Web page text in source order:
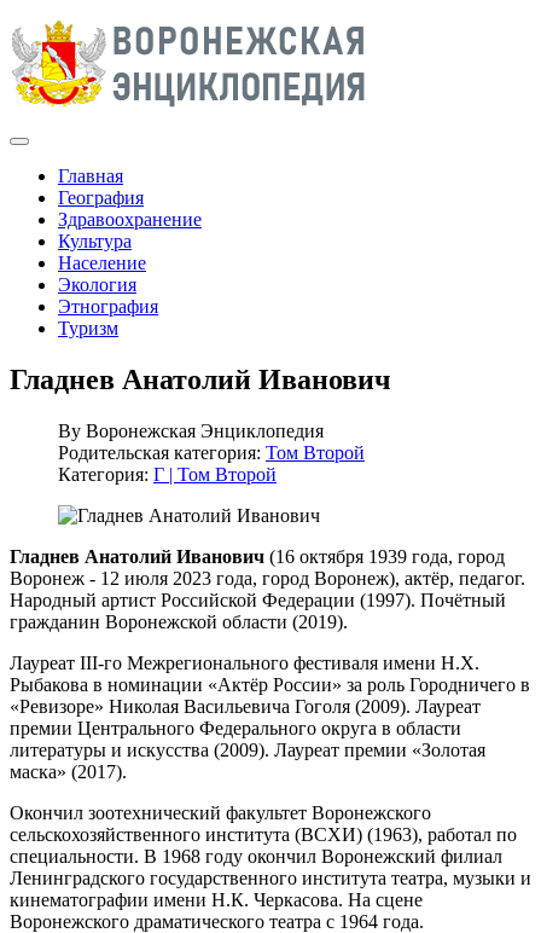
Главная
География
Здравоохранение
Культура
Население
Экология
Этнография
Туризм
Гладнев Анатолий Иванович
By Воронежская Энциклопедия
Родительская категория: Том Второй
Категория: Г | Том Второй
Гладнев Анатолий Иванович (16 октября 1939 года, город
Воронеж - 12 июля 2023 года, город Воронеж), актёр, педагог.
Народный артист Российской Федерации (1997). Почётный
гражданин Воронежской области (2019).
Лауреат III-го Межрегионального фестиваля имени Н.Х.
Рыбакова в номинации «Актёр России» за роль Городничего в
«Ревизоре» Николая Васильевича Гоголя (2009). Лауреат
премии Центрального Федерального округа в области
литературы и искусства (2009). Лауреат премии «Золотая
маска» (2017).
Окончил зоотехнический факультет Воронежского
сельскохозяйственного института (ВСХИ) (1963), работал по
специальности. В 1968 году окончил Воронежский филиал
Ленинградского государственного института театра, музыки и
кинематографии имени Н.К. Черкасова. На сцене
Воронежского драматического театра с 1964 года.